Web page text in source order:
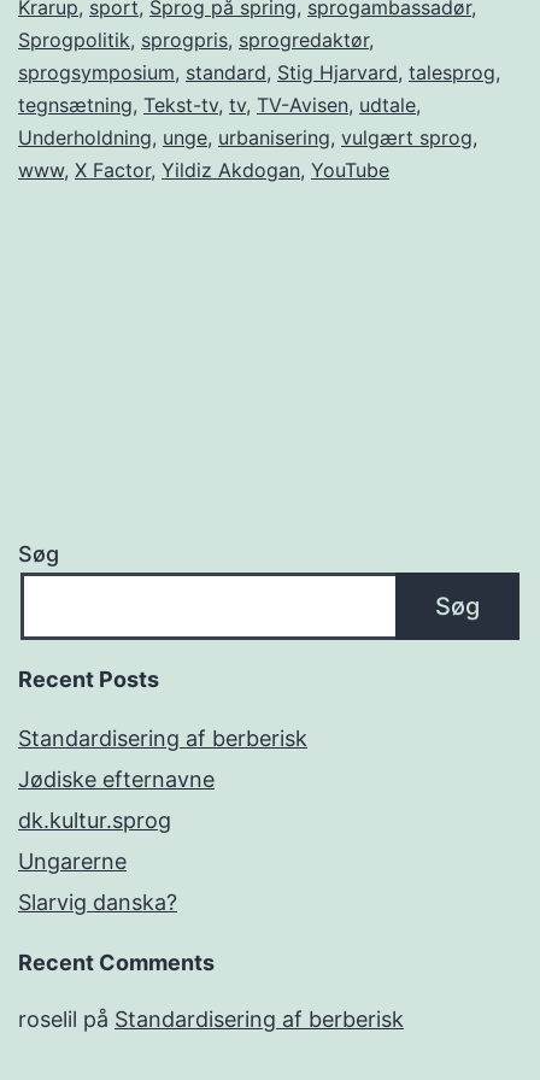
Krarup, sport, Sprog på spring, sprogambassadør,
Sprogpolitik, sprogpris, sprogredaktør,
sprogsymposium, standard, Stig Hjarvard, talesprog,
tegnsætning, Tekst-tv, tv, TV-Avisen, udtale,
Underholdning, unge, urbanisering, vulgært sprog,
www, X Factor, Yildiz Akdogan, YouTube
Søg
Søg
Recent Posts
Standardisering af berberisk
Jødiske efternavne
dk.kultur.sprog
Ungarerne
Slarvig danska?
Recent Comments
roselil på Standardisering af berberisk